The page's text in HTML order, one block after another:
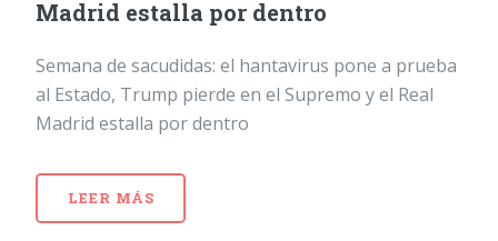
Madrid estalla por dentro
Semana de sacudidas: el hantavirus pone a prueba
al Estado, Trump pierde en el Supremo y el Real
Madrid estalla por dentro
LEER MÁS